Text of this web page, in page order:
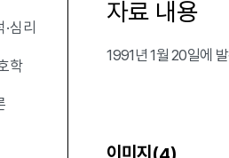
심리
학
자료 내용
1991년 1월 20일에
이미지( )